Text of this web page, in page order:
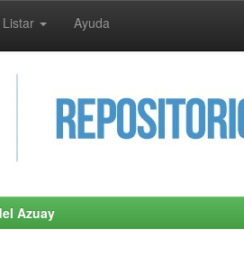
Listar Ayuda
Azuay